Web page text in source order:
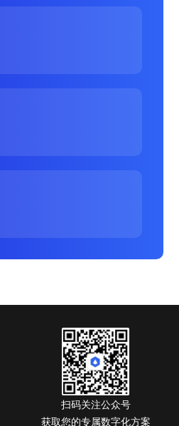
扫码关注公众号
获取您的专属数字化方案